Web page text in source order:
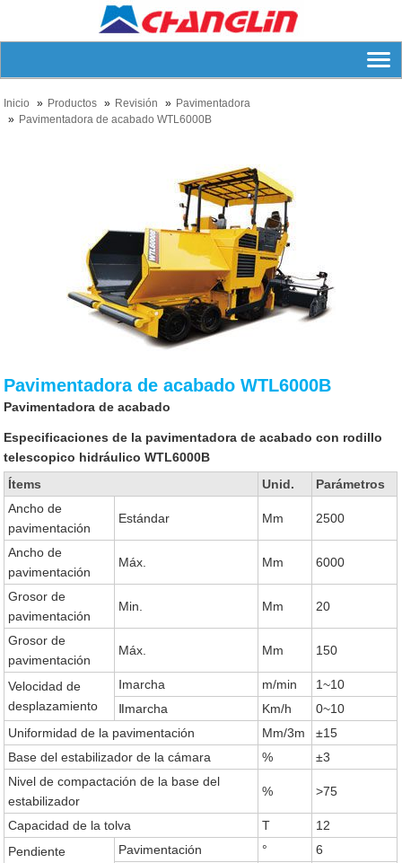
Inicio Productos Revisión
Pavimentadora
Pavimentadora de acabado WTL6000B
Pavimentadora de acabado WTL6000B
Pavimentadora de acabado
Especificaciones de la pavimentadora de acabado con rodillo
telescopico hidráulico WTL6000B
Ítems
Unid.
Parámetros
Ancho de
pavimentación
Estándar Mm 2500
Ancho de
pavimentación
Máx. Mm 6000
Grosor de
pavimentación
Min. Mm 20
Grosor de
pavimentación
Máx. Mm 150
Velocidad de
desplazamiento
Ⅰmarcha m/min
1~10
Ⅱmarcha
Km/h
0~10
Uniformidad de la pavimentación
Mm/3m
±15
Base del estabilizador de la cámara
%
±3
Nivel de compactación de la base del
estabilizador
% >75
Capacidad de la tolva T
12
Pendiente
Pavimentación °
6